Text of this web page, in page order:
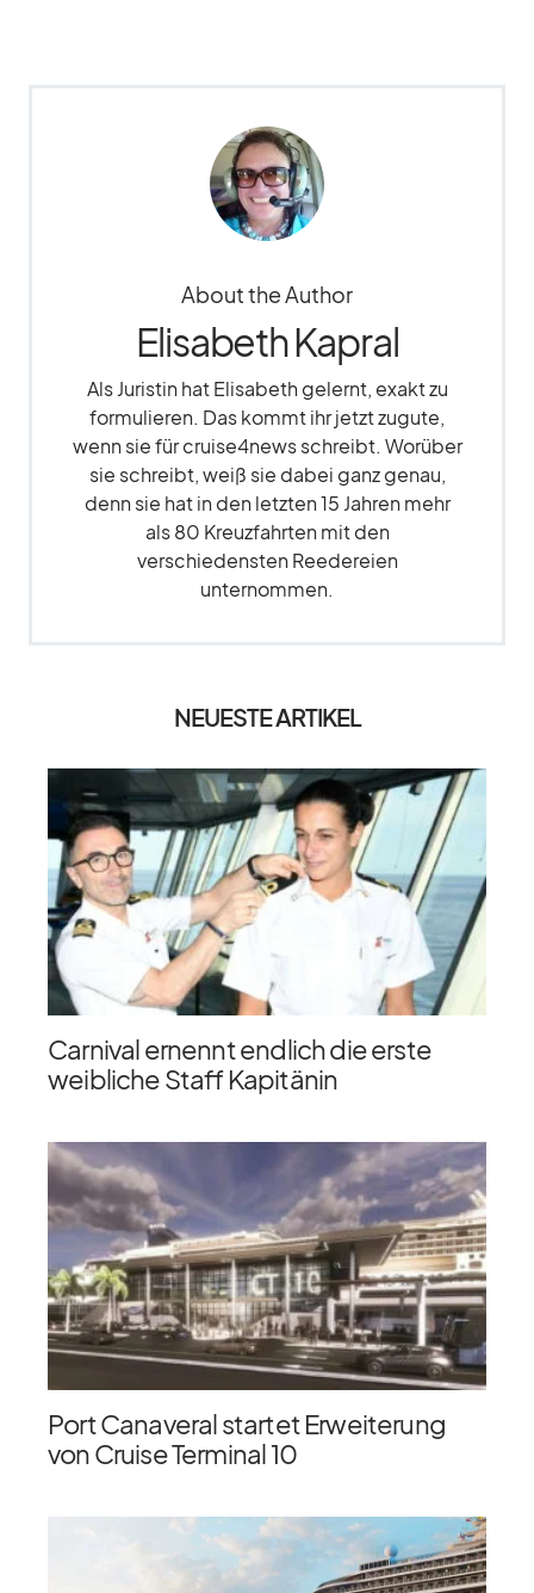
About the Author
Elisabeth Kapral
Als Juristin hat Elisabeth gelernt, exakt zu
formulieren. Das kommt ihr jetzt zugute,
wenn sie für cruise4news schreibt. Worüber
sie schreibt, weiß sie dabei ganz genau,
denn sie hat in den letzten 15 Jahren mehr
als 80 Kreuzfahrten mit den
verschiedensten Reedereien
unternommen.
NEUESTE ARTIKEL
Carnival ernennt endlich die erste
weibliche Staff Kapitänin
Port Canaveral startet Erweiterung
von Cruise Terminal 10